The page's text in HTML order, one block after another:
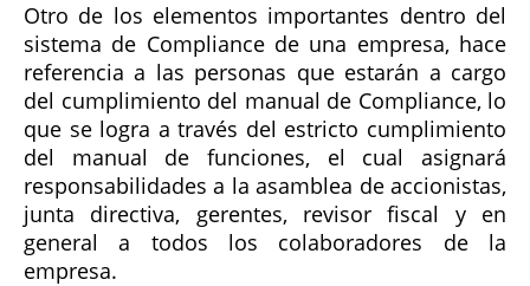
Otro de los elementos importantes dentro del
sistema de Compliance de una empresa, hace
referencia a las personas que estarán a cargo
del cumplimiento del manual de Compliance, lo
que se logra a través del estricto cumplimiento
del manual de funciones, el cual asignará
responsabilidades a la asamblea de accionistas,
junta directiva, gerentes, revisor fiscal y en
general a todos los colaboradores de la
empresa.